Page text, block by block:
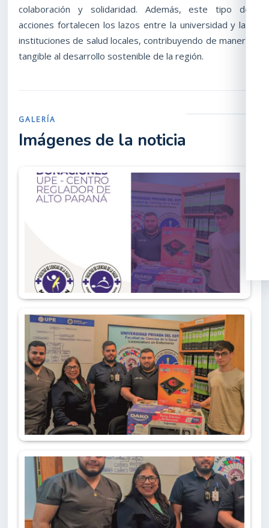
colaboración y solidaridad. Además, este tipo de
acciones fortalecen los lazos entre la universidad y las
instituciones de salud locales, contribuyendo de manera
tangible al desarrollo sostenible de la región.
GALERÍA
Imágenes de la noticia